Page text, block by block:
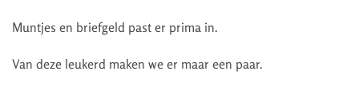
Muntjes en briefgeld past er prima in.
Van deze leukerd maken we er maar een paar.